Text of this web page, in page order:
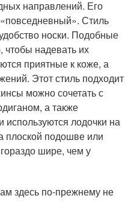
направлений. Его
Стиль
носки. Подобные
надевать их
приятные к коже, а
Этот стиль подходит
можно сочетать с
а также
используются лодочки на
плоской подошве или
шире, чем у
здесь по-прежнему не